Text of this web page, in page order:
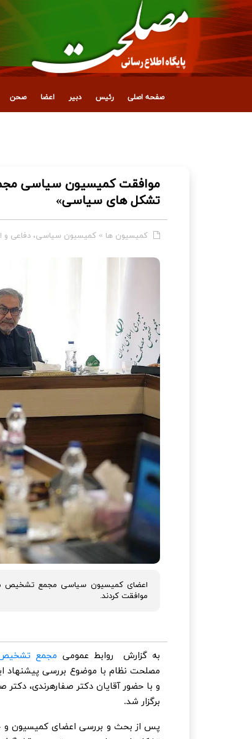
صفحه اصلی رئیس دبیر اعضا صحن
موافقت کمیسیون سیاسی
تشکل های سیاسی»
کمیسیون ها » کمیسیون سیاسی، دفاعی و
اعضای کمیسیون سیاسی مجمع تشخیص
موافقت کردند.
به گزارش روابط عمومی مجمع
مصلحت نظام با موضوع بررسی
و با حضور آقایان دکتر صفارهرندی،
برگزار شد.
پس از بحث و بررسی اعضای کمیسیون و